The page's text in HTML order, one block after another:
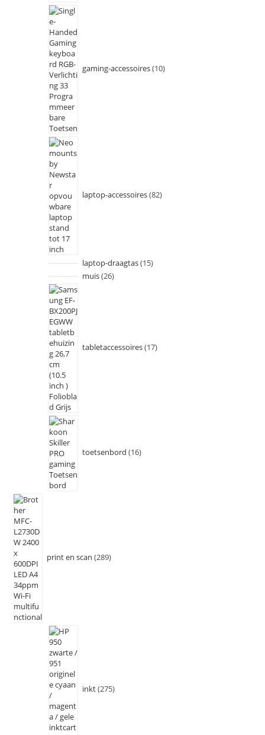
gaming-accessoires 10
laptop-accessoires 82
laptop-draagtas 15
muis 26
tabletaccessoires 17
toetsenbord 16
print en scan 289
inkt 275